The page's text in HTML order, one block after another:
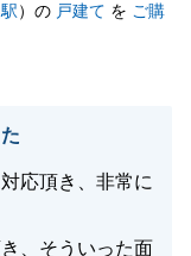
います。
）の 戸建て を ご購
応頂き、非常に
、そういった面